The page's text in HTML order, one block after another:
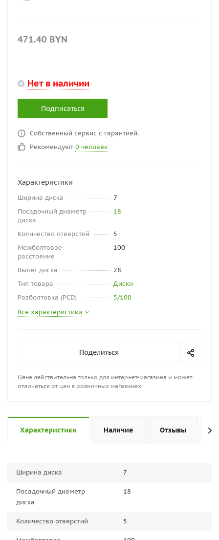
471.40 BYN
Нет в наличии
Подписаться
Собственный сервис с гарантией.
Рекомендуют 0 человек
Характеристики
Ширина диска
7
Посадочный диаметр
диска
18
Количество отверстий
5
Межболтовое
расстояние
100
Вылет диска
28
Тип товара
Диски
Разболтовка (PCD)
5/100
Все характеристики
Поделиться
Цена действительна только для интернет-магазина и может
отличаться от цен в розничных магазинах
Характеристики Наличие Отзывы
Ширина диска 7
Посадочный диаметр
диска
18
Количество отверстий 5